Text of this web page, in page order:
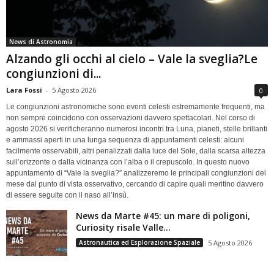
News di Astronomia
Alzando gli occhi al cielo – Vale la sveglia?Le
congiunzioni di...
Lara Fossi - 5 Agosto 2026 0
Le congiunzioni astronomiche sono eventi celesti estremamente frequenti, ma
non sempre coincidono con osservazioni davvero spettacolari. Nel corso di
agosto 2026 si verificheranno numerosi incontri tra Luna, pianeti, stelle brillanti
e ammassi aperti in una lunga sequenza di appuntamenti celesti: alcuni
facilmente osservabili, altri penalizzati dalla luce del Sole, dalla scarsa altezza
sull’orizzonte o dalla vicinanza con l’alba o il crepuscolo. In questo nuovo
appuntamento di “Vale la sveglia?” analizzeremo le principali congiunzioni del
mese dal punto di vista osservativo, cercando di capire quali meritino davvero
di essere seguite con il naso all’insù.
News da Marte #45: un mare di poligoni,
Curiosity risale Valle...
Astronautica ed Esplorazione Spaziale 5 Agosto 2026